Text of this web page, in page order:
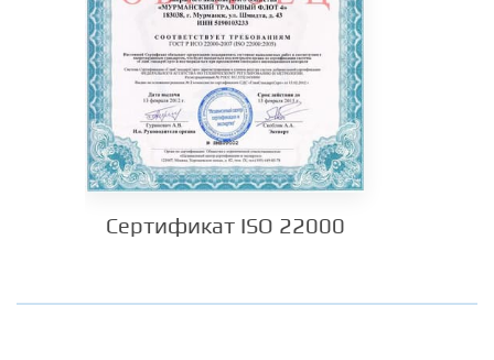
Сертификат ISO 22000